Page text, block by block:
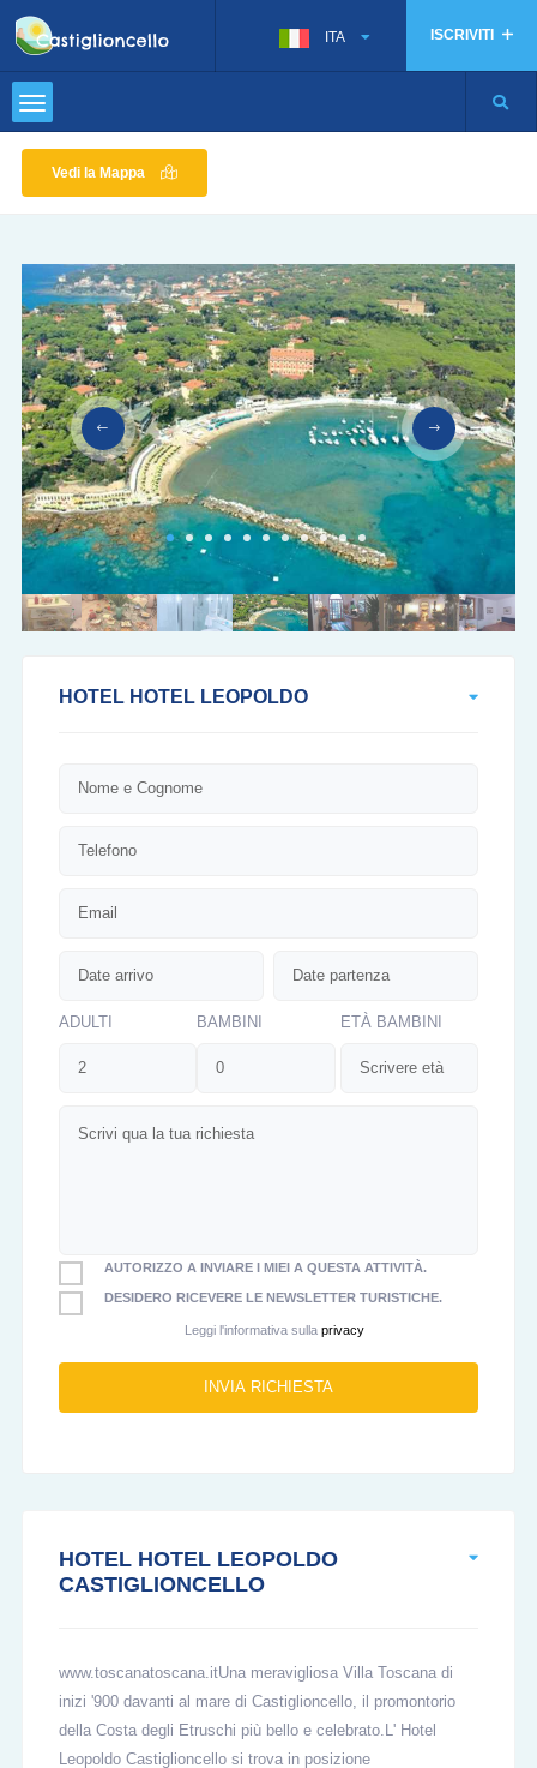
ISCRIVITI
ITA
Vedi la Mappa
HOTEL HOTEL LEOPOLDO
ADULTI BAMBINI ETÀ BAMBINI
AUTORIZZO A INVIARE I MIEI A QUESTA ATTIVITÀ.
DESIDERO RICEVERE LE NEWSLETTER TURISTICHE.
Leggi l'informativa sulla privacy
HOTEL HOTEL LEOPOLDO
CASTIGLIONCELLO
www.toscanatoscana.itUna meravigliosa Villa Toscana di
inizi '900 davanti al mare di Castiglioncello, il promontorio
della Costa degli Etruschi più bello e celebrato.L' Hotel
Leopoldo Castiglioncello si trova in posizione